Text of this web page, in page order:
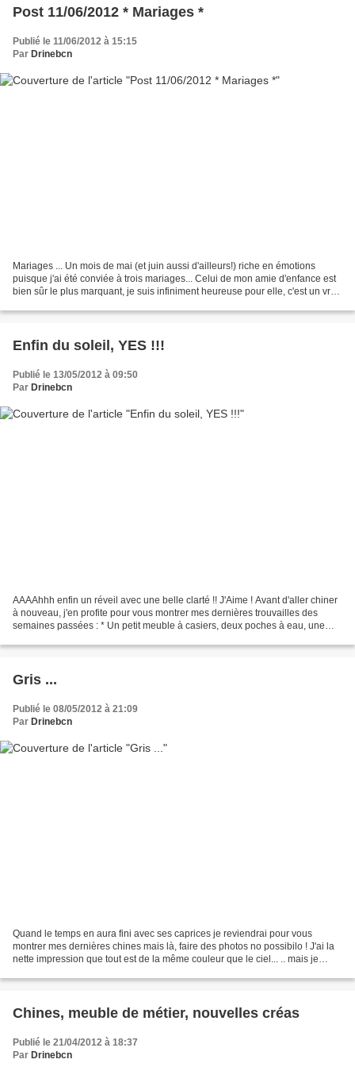
Post 11/06/2012 * Mariages *
Publié le 11/06/2012 à 15:15
Par Drinebcn
Mariages ... Un mois de mai (et juin aussi d'ailleurs!) riche en émotions
puisque j'ai été conviée à trois mariages... Celui de mon amie d'enfance est
bien sûr le plus marquant, je suis infiniment heureuse pour elle, c'est un vrai
Enfin du soleil, YES !!!
Publié le 13/05/2012 à 09:50
Par Drinebcn
AAAAhhh enfin un réveil avec une belle clarté !! J'Aime ! Avant d'aller chiner
à nouveau, j'en profite pour vous montrer mes dernières trouvailles des
semaines passées : * Un petit meuble à casiers, deux poches à eau, une
Gris ...
Publié le 08/05/2012 à 21:09
Par Drinebcn
Quand le temps en aura fini avec ses caprices je reviendrai pour vous
montrer mes dernières chines mais là, faire des photos no possibilo ! J'ai la
nette impression que tout est de la même couleur que le ciel... .. mais je
Chines, meuble de métier, nouvelles créas
Publié le 21/04/2012 à 18:37
Par Drinebcn